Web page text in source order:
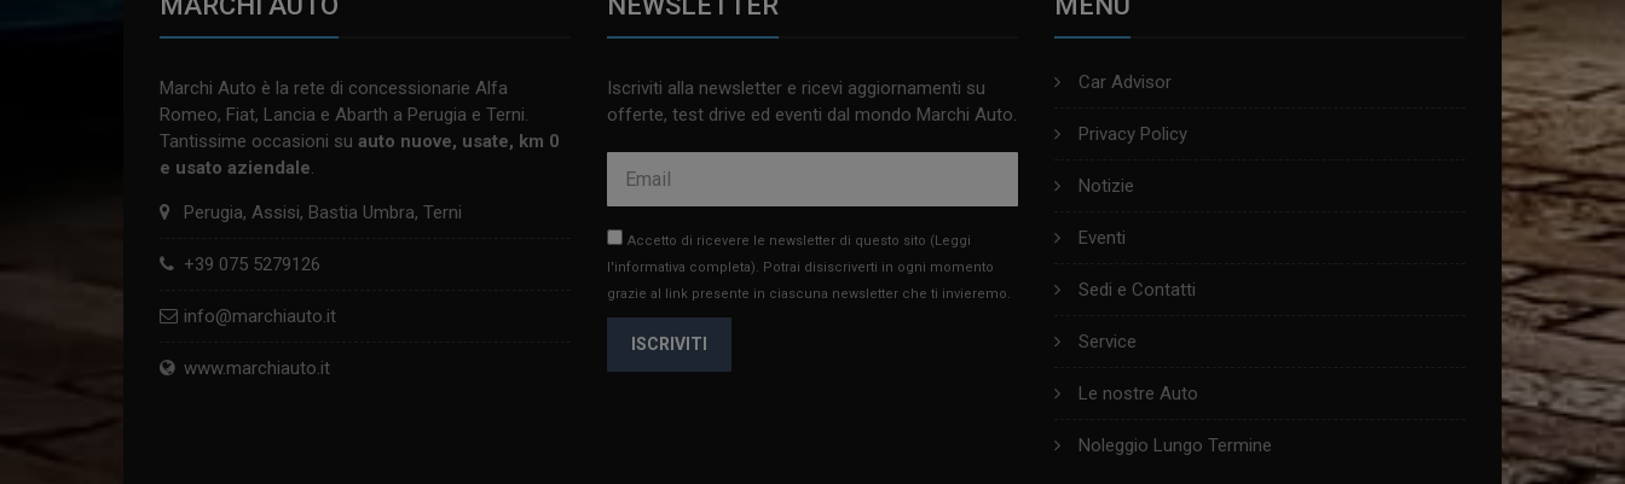
Marchi Auto è la rete di concessionarie Alfa
Romeo, Fiat, Lancia e Abarth a Perugia e Terni.
Tantissime occasioni su auto nuove, usate, km 0
e usato aziendale.
Perugia, Assisi, Bastia Umbra, Terni
+39 075 5279126
info@marchiauto.it
www.marchiauto.it
Iscriviti alla newsletter e ricevi aggiornamenti su
offerte, test drive ed eventi dal mondo Marchi Auto.
Accetto di ricevere le newsletter di questo sito (Leggi
l'informativa completa). Potrai disiscriverti in ogni momento
grazie al link presente in ciascuna newsletter che ti invieremo.
ISCRIVITI
Car Advisor
Privacy Policy
Notizie
Eventi
Sedi e Contatti
Service
Le nostre Auto
Noleggio Lungo Termine